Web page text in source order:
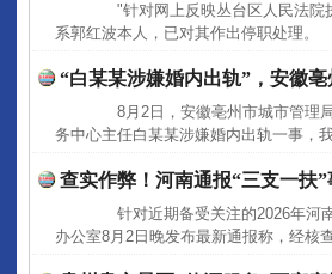
"针对网上反映丛台区人民法院
系郭红波本人，已对其作出停职处
“白某某涉嫌婚内出轨”，安徽
8月2日，安徽亳州市城市管理
务中心主任白某某涉嫌婚内出轨一事，
查实作弊！河南通报“三支一扶
针对近期备受关注的2026年河南
办公室8月2日晚发布最新通报称，经核